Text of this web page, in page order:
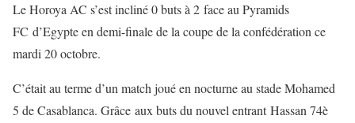
Le Horoya AC s’est incliné 0 buts à 2 face au Pyramids
FC d’Egypte en demi-finale de la coupe de la confédération ce
mardi 20 octobre.
C’était au terme d’un match joué en nocturne au stade Mohamed
5 de Casablanca. Grâce aux buts du nouvel entrant Hassan 74è